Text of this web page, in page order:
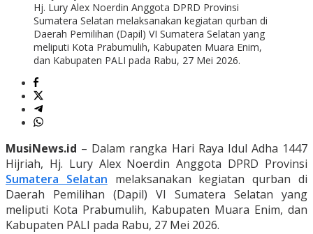
Hj. Lury Alex Noerdin Anggota DPRD Provinsi
Sumatera Selatan melaksanakan kegiatan qurban di
Daerah Pemilihan (Dapil) VI Sumatera Selatan yang
meliputi Kota Prabumulih, Kabupaten Muara Enim,
dan Kabupaten PALI pada Rabu, 27 Mei 2026.
MusiNews.id – Dalam rangka Hari Raya Idul Adha 1447
Hijriah, Hj. Lury Alex Noerdin Anggota DPRD Provinsi
Sumatera Selatan melaksanakan kegiatan qurban di
Daerah Pemilihan (Dapil) VI Sumatera Selatan yang
meliputi Kota Prabumulih, Kabupaten Muara Enim, dan
Kabupaten PALI pada Rabu, 27 Mei 2026.